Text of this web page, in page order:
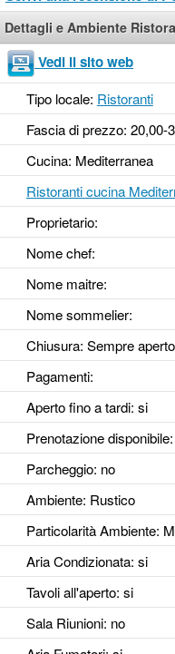
Dettagli e Ambiente
Vedi il sito web
Tipo locale: Ristoranti
Fascia di prezzo: 20,00-
Cucina: Mediterranea
Ristoranti cucina
Proprietario:
Nome chef:
Nome maitre:
Nome sommelier:
Chiusura: Sempre
Pagamenti:
Aperto fino a tardi: si
Prenotazione disponibile
Parcheggio: no
Ambiente: Rustico
Particolarità Ambiente:
Aria Condizionata: si
Tavoli all'aperto: si
Sala Riunioni: no